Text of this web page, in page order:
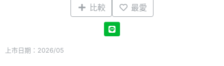
比較 最愛
上市日期：2026/05